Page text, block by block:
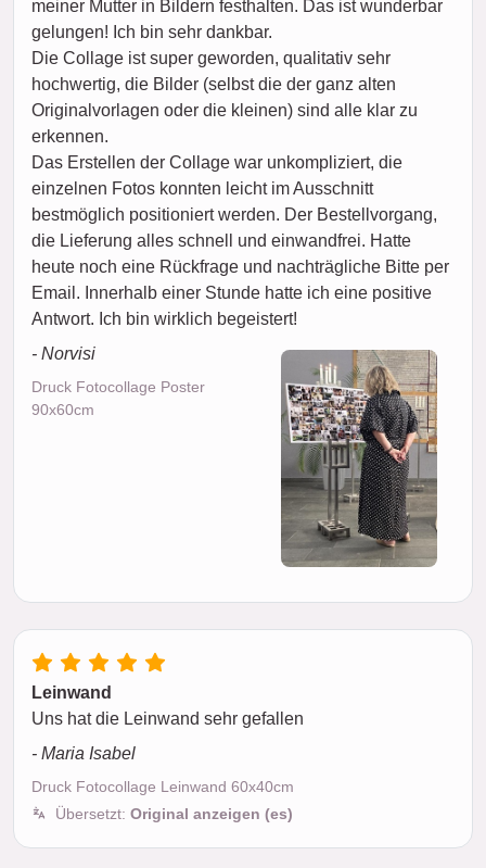
meiner Mutter in Bildern festhalten. Das ist wunderbar
gelungen! Ich bin sehr dankbar.
Die Collage ist super geworden, qualitativ sehr
hochwertig, die Bilder (selbst die der ganz alten
Originalvorlagen oder die kleinen) sind alle klar zu
erkennen.
Das Erstellen der Collage war unkompliziert, die
einzelnen Fotos konnten leicht im Ausschnitt
bestmöglich positioniert werden. Der Bestellvorgang,
die Lieferung alles schnell und einwandfrei. Hatte
heute noch eine Rückfrage und nachträgliche Bitte per
Email. Innerhalb einer Stunde hatte ich eine positive
Antwort. Ich bin wirklich begeistert!
- Norvisi
Druck Fotocollage Poster
90x60cm
Leinwand
Uns hat die Leinwand sehr gefallen
- Maria Isabel
Druck Fotocollage Leinwand 60x40cm
Übersetzt: Original anzeigen (es)